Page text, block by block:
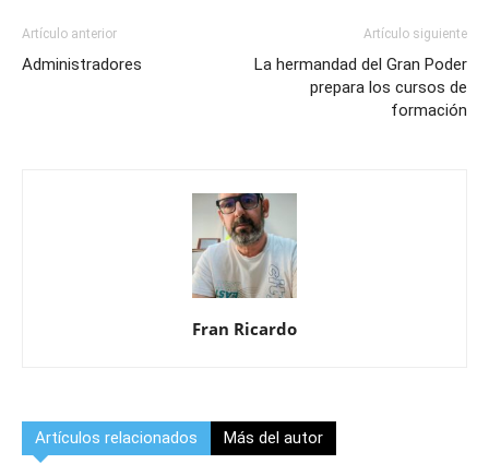
Artículo anterior
Administradores
Artículo siguiente
La hermandad del Gran Poder
prepara los cursos de
formación
Fran Ricardo
Artículos relacionados Más del autor